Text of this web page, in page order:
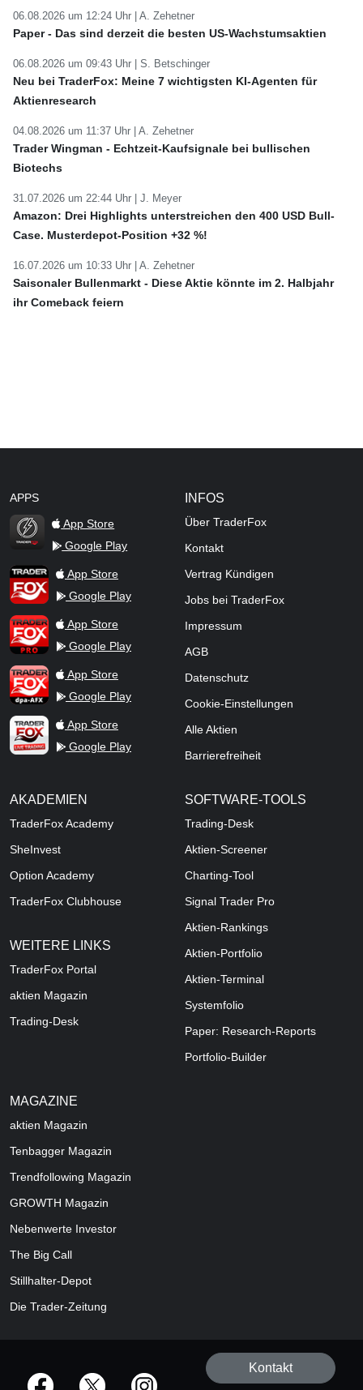
06.08.2026 um 12:24 Uhr | A. Zehetner
Paper - Das sind derzeit die besten US-Wachstumsaktien
06.08.2026 um 09:43 Uhr | S. Betschinger
Neu bei TraderFox: Meine 7 wichtigsten KI-Agenten für
Aktienresearch
04.08.2026 um 11:37 Uhr | A. Zehetner
Trader Wingman - Echtzeit-Kaufsignale bei bullischen
Biotechs
31.07.2026 um 22:44 Uhr | J. Meyer
Amazon: Drei Highlights unterstreichen den 400 USD Bull-
Case. Musterdepot-Position +32 %!
16.07.2026 um 10:33 Uhr | A. Zehetner
Saisonaler Bullenmarkt - Diese Aktie könnte im 2. Halbjahr
ihr Comeback feiern
APPS
TraderFox Flash
App Store
Google Play
TraderFox AppApp Store
Google Play
TraderFox ProApp Store
Google Play
TraderFox dpa-AFX ProFeed
App Store
Google Play
TraderFox Live Trading
App Store
Google Play
INFOS
Über TraderFox
Kontakt
Vertrag Kündigen
Jobs bei TraderFox
Impressum
AGB
Datenschutz
Cookie-Einstellungen
Alle Aktien
Barrierefreiheit
AKADEMIEN
TraderFox Academy
SheInvest
Option Academy
TraderFox Clubhouse
WEITERE LINKS
TraderFox Portal
aktien Magazin
Trading-Desk
SOFTWARE-TOOLS
Trading-Desk
Aktien-Screener
Charting-Tool
Signal Trader Pro
Aktien-Rankings
Aktien-Portfolio
Aktien-Terminal
Systemfolio
Paper: Research-Reports
Portfolio-Builder
MAGAZINE
aktien Magazin
Tenbagger Magazin
Trendfollowing Magazin
GROWTH Magazin
Nebenwerte Investor
The Big Call
Stillhalter-Depot
Die Trader-Zeitung
offizielle Social Media-Accounts
Kontakt